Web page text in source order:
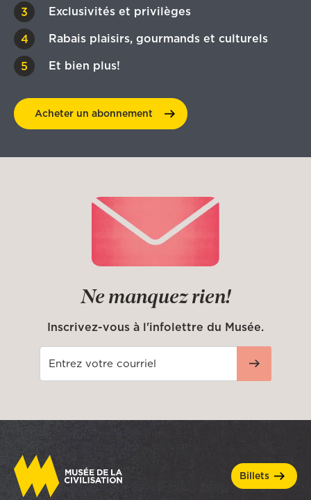
Exclusivités et privilèges
Rabais plaisirs, gourmands et culturels
Et bien plus!
Acheter un abonnement
Ne manquez rien!
Inscrivez-vous à l'infolettre du Musée.
billets